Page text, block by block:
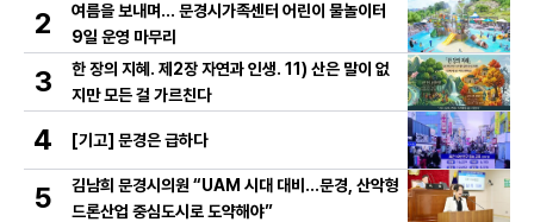
2
여름을 보내며… 문경시가족센터 어린이 물놀이터
9일 운영 마무리
3
한 장의 지혜. 제2장 자연과 인생. 11) 산은 말이 없
지만 모든 걸 가르친다
4 [기고] 문경은 급하다
5
김남희 문경시의원 “UAM 시대 대비…문경, 산악형
드론산업 중심도시로 도약해야”